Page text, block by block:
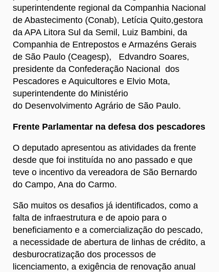
superintendente regional da Companhia Nacional
de Abastecimento (Conab), Letícia Quito,gestora
da APA Litora Sul da Semil, Luiz Bambini, da
Companhia de Entrepostos e Armazéns Gerais
de São Paulo (Ceagesp), Edvandro Soares,
presidente da Confederação Nacional dos
Pescadores e Aquicultores e Elvio Mota,
superintendente do Ministério
do Desenvolvimento Agrário de São Paulo.
Frente Parlamentar na defesa dos pescadores
O deputado apresentou as atividades da frente
desde que foi instituída no ano passado e que
teve o incentivo da vereadora de São Bernardo
do Campo, Ana do Carmo.
São muitos os desafios já identificados, como a
falta de infraestrutura e de apoio para o
beneficiamento e a comercialização do pescado,
a necessidade de abertura de linhas de crédito, a
desburocratização dos processos de
licenciamento, a exigência de renovação anual